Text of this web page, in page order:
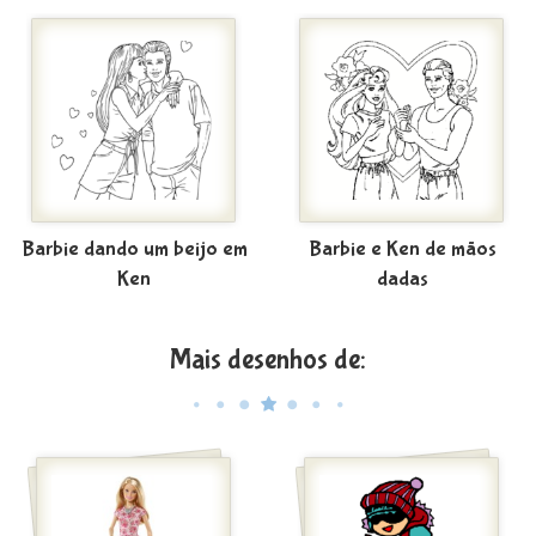
Barbie dando um beijo em
Ken
Barbie e Ken de mãos
dadas
Mais desenhos de: